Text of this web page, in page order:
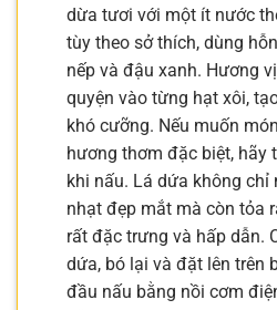
dừa tươi với một ít nước
tùy theo sở thích, dùng
nếp và đậu xanh. Hương
quyện vào từng hạt xôi,
khó cưỡng. Nếu muốn
hương thơm đặc biệt, hãy
khi nấu. Lá dứa không
nhạt đẹp mắt mà còn tỏa
rất đặc trưng và hấp dẫn.
dứa, bó lại và đặt lên trên
đầu nấu bằng nồi cơm